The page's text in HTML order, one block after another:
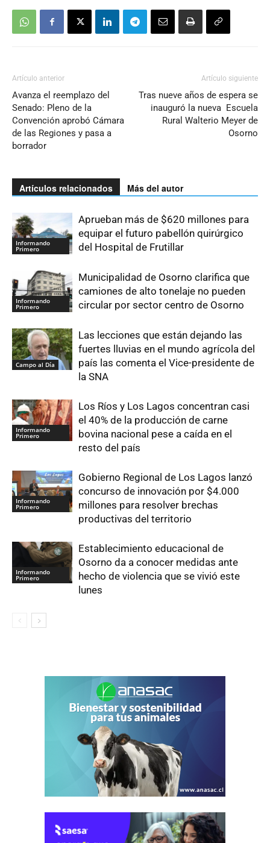
Artículo anterior
Avanza el reemplazo del
Senado: Pleno de la
Convención aprobó Cámara
de las Regiones y pasa a
borrador
Artículo siguiente
Tras nueve años de espera se
inauguró la nueva Escuela
Rural Walterio Meyer de
Osorno
Artículos relacionados Más del autor
Informando
Primero
Aprueban más de $620 millones para
equipar el futuro pabellón quirúrgico
del Hospital de Frutillar
Informando
Primero
Municipalidad de Osorno clarifica que
camiones de alto tonelaje no pueden
circular por sector centro de Osorno
Campo al Día
Las lecciones que están dejando las
fuertes lluvias en el mundo agrícola del
país las comenta el Vice-presidente de
la SNA
Informando
Primero
Los Ríos y Los Lagos concentran casi
el 40% de la producción de carne
bovina nacional pese a caída en el
resto del país
Informando
Primero
Gobierno Regional de Los Lagos lanzó
concurso de innovación por $4.000
millones para resolver brechas
productivas del territorio
Informando
Primero
Establecimiento educacional de
Osorno da a conocer medidas ante
hecho de violencia que se vivió este
lunes